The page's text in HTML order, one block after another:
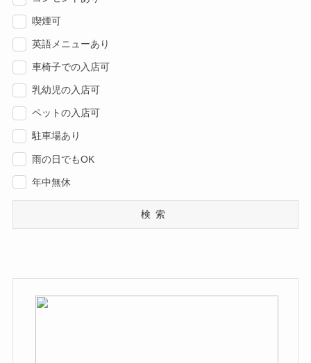
喫煙可
英語メニューあり
車椅子での入店可
乳幼児の入店可
ペットの入店可
駐車場あり
雨の日でもOK
年中無休
検索